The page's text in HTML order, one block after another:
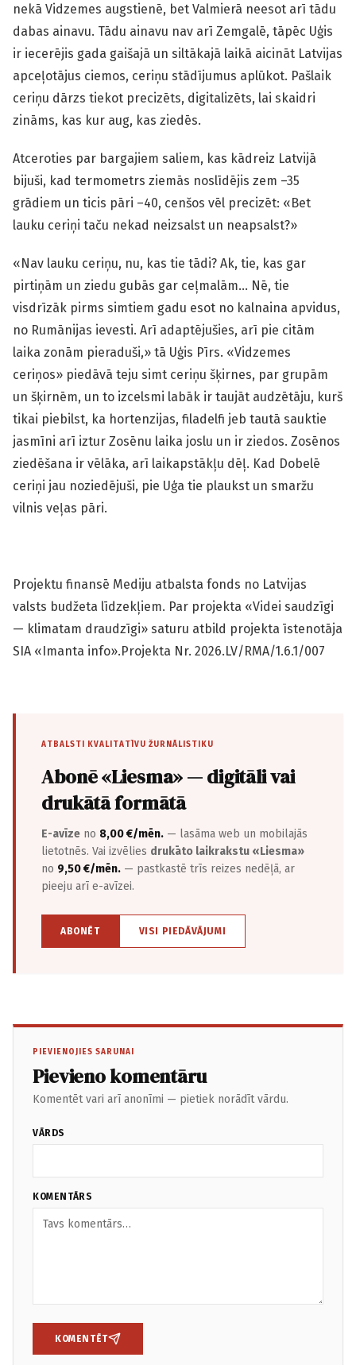
nekā Vidzemes augstienē, bet Valmierā neesot arī tādu
dabas ainavu. Tādu ainavu nav arī Zemgalē, tāpēc Uģis
ir iecerējis gada gaišajā un siltākajā laikā aicināt Latvijas
apceļotājus ciemos, ceriņu stādījumus aplūkot. Pašlaik
ceriņu dārzs tiekot precizēts, digitalizēts, lai skaidri
zināms, kas kur aug, kas ziedēs.
Atceroties par bargajiem saliem, kas kādreiz Latvijā
bijuši, kad termometrs ziemās noslīdējis zem –35
grādiem un ticis pāri –40, cenšos vēl precizēt: «Bet
lauku ceriņi taču nekad neizsalst un neapsalst?»
«Nav lauku ceriņu, nu, kas tie tādi? Ak, tie, kas gar
pirtiņām un ziedu gubās gar ceļmalām… Nē, tie
visdrīzāk pirms simtiem gadu esot no kalnaina apvidus,
no Rumānijas ievesti. Arī adaptējušies, arī pie citām
laika zonām pieraduši,» tā Uģis Pīrs. «Vidzemes
ceriņos» piedāvā teju simt ceriņu šķirnes, par grupām
un šķirnēm, un to izcelsmi labāk ir taujāt audzētāju, kurš
tikai piebilst, ka hortenzijas, filadelfi jeb tautā sauktie
jasmīni arī iztur Zosēnu laika joslu un ir ziedos. Zosēnos
ziedēšana ir vēlāka, arī laikapstākļu dēļ. Kad Dobelē
ceriņi jau noziedējuši, pie Uģa tie plaukst un smaržu
vilnis veļas pāri.
Projektu finansē Mediju atbalsta fonds no Latvijas
valsts budžeta līdzekļiem. Par projekta «Videi saudzīgi
— klimatam draudzīgi» saturu atbild projekta īstenotāja
SIA «Imanta info».Projekta Nr. 2026.LV/RMA/1.6.1/007
ATBALSTI KVALITATĪVU ŽURNĀLISTIKU
Abonē «Liesma» — digitāli vai
drukātā formātā
E-avīze no 8,00 €/mēn. — lasāma web un mobilajās
lietotnēs. Vai izvēlies drukāto laikrakstu «Liesma»
no 9,50 €/mēn. — pastkastē trīs reizes nedēļā, ar
pieeju arī e-avīzei.
ABONĒT VISI PIEDĀVĀJUMI
PIEVIENOJIES SARUNAI
Pievieno komentāru
Komentēt vari arī anonīmi — pietiek norādīt vārdu.
VĀRDS
KOMENTĀRS
KOMENTĒT